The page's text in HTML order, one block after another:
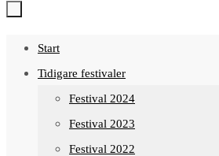
Hoppa
innehållet
Start
Tidigare festivaler
Festival 2024
Festival 2023
Festival 2022